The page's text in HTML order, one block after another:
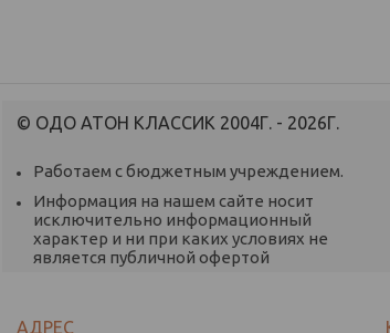
© ОДО АТОН КЛАССИК 2004Г. - 2026Г.
Работаем с бюджетным учреждением.
Информация на нашем сайте носит
исключительно информационный
характер и ни при каких условиях не
является публичной офертой